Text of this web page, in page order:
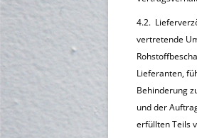
4.2.
vertretende
Lieferanten,
Behinderung
und der
erfüllten Teils